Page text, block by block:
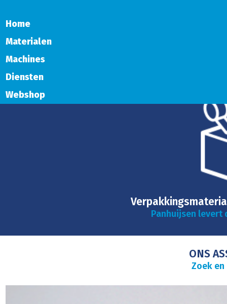
Home
Materialen
Machines
Diensten
Webshop
Panhuijsen levert
ONS
Zoek